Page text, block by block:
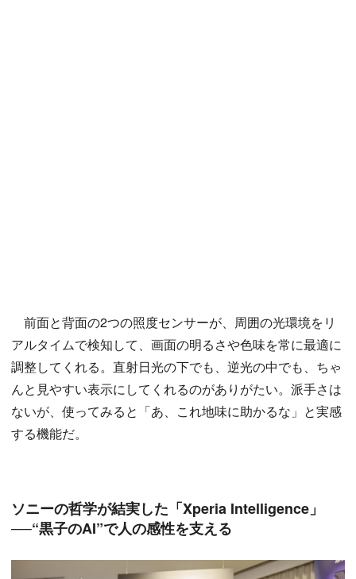
前面と背面の2つの照度センサーが、周囲の光環境をリ
アルタイムで検知して、画面の明るさや色味を常に最適に
調整してくれる。直射日光の下でも、逆光の中でも、ちゃ
んと見やすい表示にしてくれるのがありがたい。派手さは
ないが、使ってみると「あ、これ地味に助かるな」と実感
する機能だ。
ソニーの哲学が結実した「Xperia Intelligence」
──“黒子のAI”で人の感性を支える